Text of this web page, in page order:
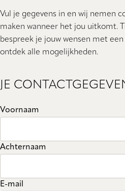
Vul je gegevens in en wij nemen
maken wanneer het jou uitkomt.
bespreek je jouw wensen met
ontdek alle mogelijkheden.
JE
Voornaam
Achternaam
E-mail